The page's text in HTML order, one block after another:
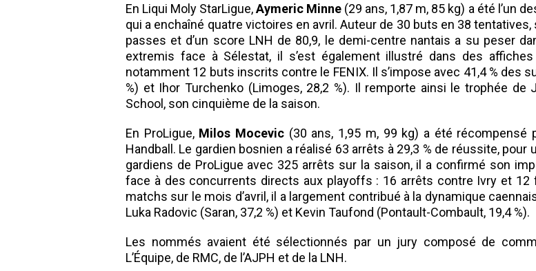
En Liqui Moly StarLigue,Aymeric Minne (29 ans, 1,87 m, 85 kg) a été l’un
qui a enchaîné quatre victoires en avril. Auteur de 30 buts en 38
passes et d’un score LNH de 80,9, le demi-centre nantais a su peser
extremis face à Sélestat, il s’est également illustré dans des
notamment 12 buts inscrits contre le FENIX. Il s’impose avec 41,4 % des
%) et Ihor Turchenko (Limoges, 28,2 %). Il remporte ainsi le trophée de
School, son cinquième de la saison.
En ProLigue, Milos Mocevic (30 ans, 1,95 m, 99 kg) a été récompensé
Handball. Le gardien bosnien a réalisé 63 arrêts à 29,3 % de réussite,
gardiens de ProLigue avec 325 arrêts sur la saison, il a confirmé son
face à des concurrents directs aux playoffs : 16 arrêts contre Ivry et 12
matchs sur le mois d’avril, il a largement contribué à la dynamique
Luka Radovic (Saran, 37,2 %) et Kevin Taufond (Pontault-Combault, 19,4 %).
Les nommés avaient été sélectionnés par un jury composé de
L’Équipe, de RMC, de l’AJPH et de la LNH.